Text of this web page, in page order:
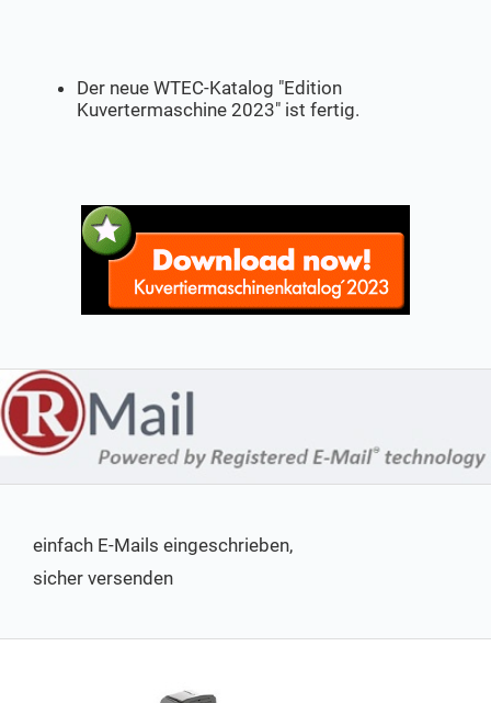
Der neue WTEC-Katalog "Edition
Kuvertermaschine 2023" ist fertig.
einfach E-Mails eingeschrieben,
sicher versenden